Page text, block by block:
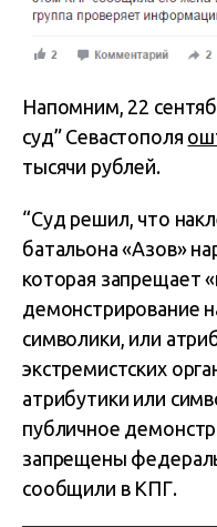
Напомним, 22
суд” Севастополя
тысячи рублей.
“Суд решил, что
батальона «Азов»
которая запрещает
демонстрирование
символики, или
экстремистских
атрибутики или
публичное
запрещены
сообщили в КПГ.